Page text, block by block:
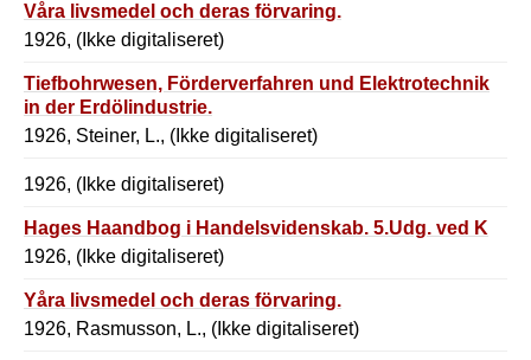
Våra livsmedel och deras förvaring.
1926, (Ikke digitaliseret)
Tiefbohrwesen, Förderverfahren und Elektrotechnik
in der Erdölindustrie.
1926, Steiner, L., (Ikke digitaliseret)
1926, (Ikke digitaliseret)
Hages Haandbog i Handelsvidenskab. 5.Udg. ved K
1926, (Ikke digitaliseret)
Yåra livsmedel och deras förvaring.
1926, Rasmusson, L., (Ikke digitaliseret)